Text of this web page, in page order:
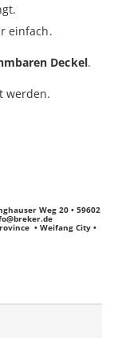
einfach.
Deckel.
werden.
Weg 20 • 59602
• Weifang City •